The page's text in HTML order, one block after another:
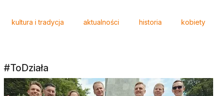
kultura i tradycja aktualności historia kobiety
#ToDziała